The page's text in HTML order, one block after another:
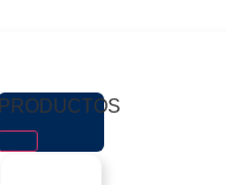
PRODUCTOS